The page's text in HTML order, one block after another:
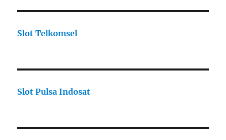
Slot Telkomsel
Slot Pulsa Indosat